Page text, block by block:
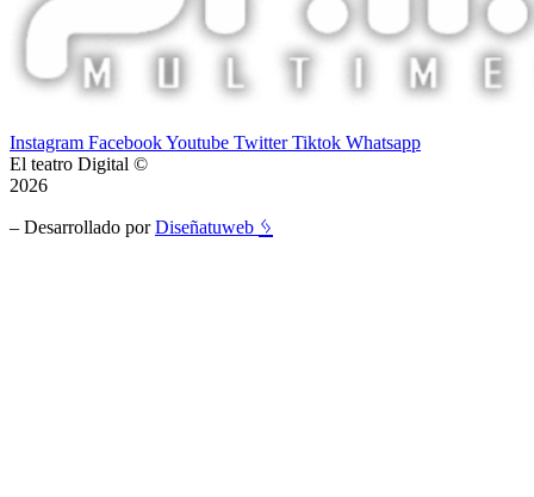
Instagram FacebookYoutube Twitter Tiktok Whatsapp
El teatro Digital ©
2026
– Desarrollado porDiseñatuweb ᛃ